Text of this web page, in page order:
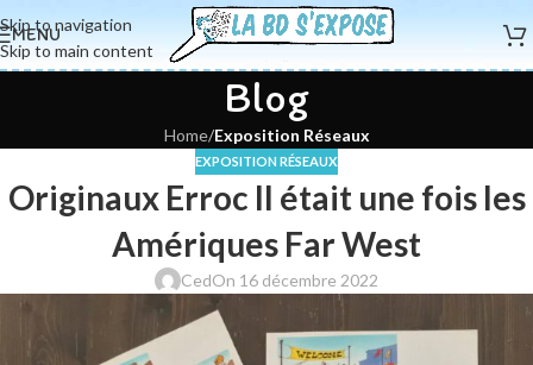
Skip to navigation
Skip to main content
MENU
Blog
Home/Exposition Réseaux
EXPOSITION RÉSEAUX
Originaux Erroc Il était une fois les
Amériques Far West
CedOn 16 décembre 2022